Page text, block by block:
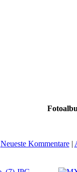
Neueste Kommentare|